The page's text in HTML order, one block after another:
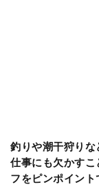
釣りや潮干狩り
仕事にも欠かす
フをピンポイント